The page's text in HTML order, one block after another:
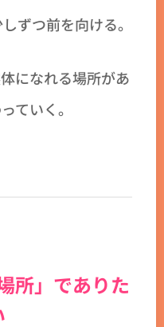
ずつ前を向ける。
になれる場所があ
ていく。
所」でありた